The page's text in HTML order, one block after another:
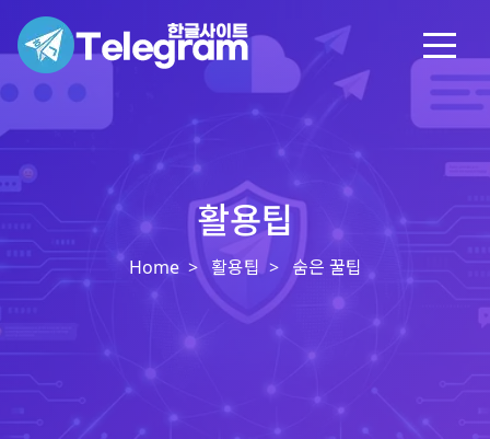
활용팁
Home 활용팁 숨은 꿀팁